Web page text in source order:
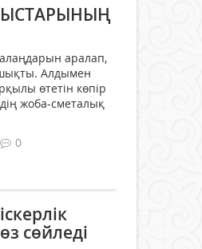
аралап,
Алдымен
өтетін көпір
жоба-сметалық
0
сөйледі